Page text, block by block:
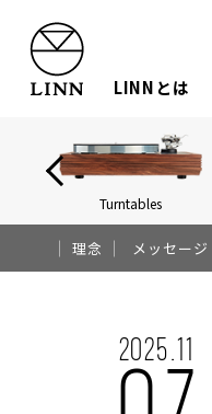
LINNとは
Turntables
理念 メッセージ
2025.11